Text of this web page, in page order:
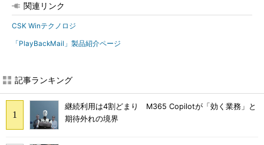
関連リンク
CSK Winテクノロジ
「PlayBackMail」製品紹介ページ
記事ランキング
継続利用は4割どまり M365 Copilotが「効く業務」と
期待外れの境界